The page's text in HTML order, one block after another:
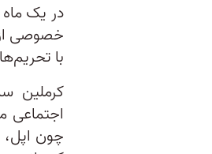
در یک
خصوصی از
با
کرملین
اجتماعی
چون